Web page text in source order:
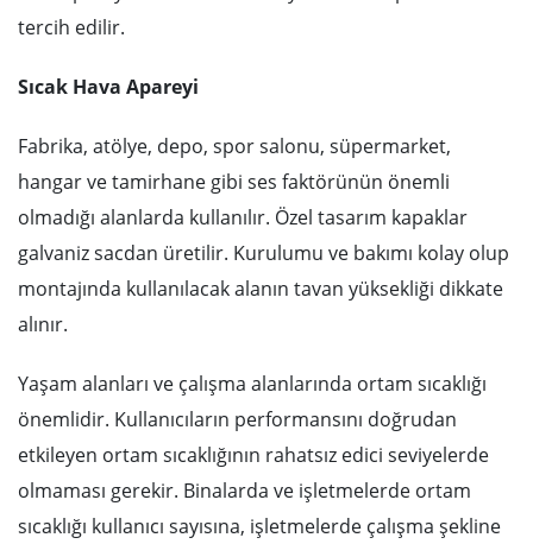
tercih edilir.
Sıcak Hava Apareyi
Fabrika, atölye, depo, spor salonu, süpermarket,
hangar ve tamirhane gibi ses faktörünün önemli
olmadığı alanlarda kullanılır. Özel tasarım kapaklar
galvaniz sacdan üretilir. Kurulumu ve bakımı kolay olup
montajında kullanılacak alanın tavan yüksekliği dikkate
alınır.
Yaşam alanları ve çalışma alanlarında ortam sıcaklığı
önemlidir. Kullanıcıların performansını doğrudan
etkileyen ortam sıcaklığının rahatsız edici seviyelerde
olmaması gerekir. Binalarda ve işletmelerde ortam
sıcaklığı kullanıcı sayısına, işletmelerde çalışma şekline